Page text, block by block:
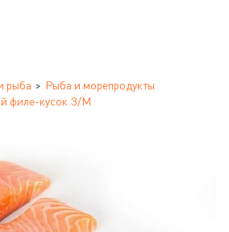
рыба
Рыба и морепродукты
филе-кусок З/М